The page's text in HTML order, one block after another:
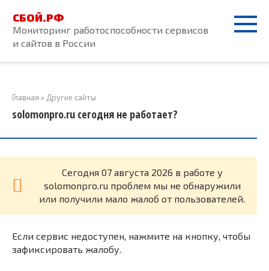
контенту
СБОЙ.РФ
Мониторинг работоспособности сервисов
и сайтов в России
Главная » Другие сайты
solomonpro.ru сегодня не работает?
Cегодня 07 августа 2026 в работе у
solomonpro.ru проблем мы не обнаружили
или получили мало жалоб от пользователей.
Если сервис недоступен, нажмите на кнопку, чтобы
зафиксировать жалобу.